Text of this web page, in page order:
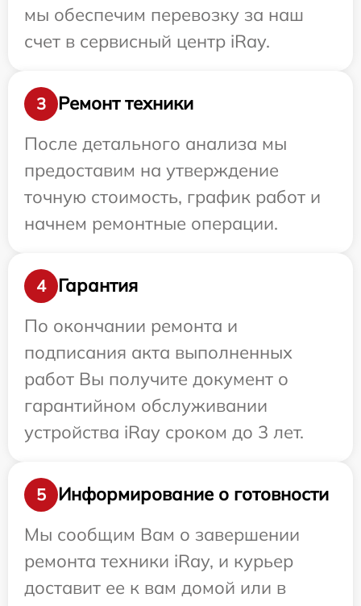
мы обеспечим перевозку за наш
счет в сервисный центр iRay.
3
Ремонт техники
После детального анализа мы
предоставим на утверждение
точную стоимость, график работ и
начнем ремонтные операции.
4
Гарантия
По окончании ремонта и
подписания акта выполненных
работ Вы получите документ о
гарантийном обслуживании
устройства iRay сроком до 3 лет.
5
Информирование о готовности
Мы сообщим Вам о завершении
ремонта техники iRay, и курьер
доставит ее к вам домой или в